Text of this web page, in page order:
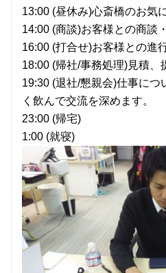
13:00 (昼休み)心斎橋のお気
14:00 (商談)お客様との商談
16:00 (打合せ)お客様との進
18:00 (帰社/事務処理)見積、
19:30 (退社/懇親会)仕事につ
く飲んで交流を深めます。
23:00 (帰宅)
1:00 (就寝)